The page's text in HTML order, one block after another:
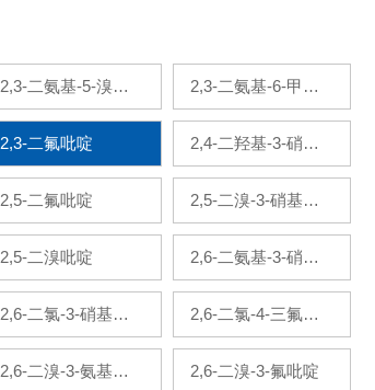
2,3-二氨基-5-溴吡 2,3-二氨基-6-甲氧
2,3-二氟吡啶 2,4-二羟基-3-硝基
2,5-二氟吡啶 2,5-二溴-3-硝基吡
2,5-二溴吡啶 2,6-二氨基-3-硝基
2,6-二氯-3-硝基吡 2,6-二氯-4-三氟甲
2,6-二溴-3-氨基吡 2,6-二溴-3-氟吡啶